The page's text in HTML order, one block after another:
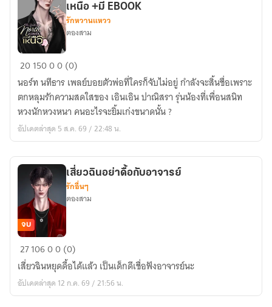
The
Smile
of
North
#รอย
ยิ้ม
พี่
เหนือ
EBOOK
เหนือ +มี EBOOK
รักหวานแหวว
ตองสาม
2015000 (0)
นอร์ท นทีธาร เพลย์บอยตัวพ่อที่ใครก็จับไม่อยู่ กำลังจะสิ้นชื่อเพราะ
ตกหลุมรักความสดใสของ เอินเอิน ปาณิสรา รุ่นน้องที่เพื่อนสนิท
หวงนักหวงหนา คนอะไรจะยิ้มเก่งขนาดนั้น ?
อัปเดตล่าสุด 5 ส.ค. 69 / 22:48 น.
เสี่ยว
ฉิน
อย่า
ดื้อ
จบ
เสี่ยวฉินอย่าดื้อกับอาจารย์
รักอื่นๆ
ตองสาม
2710600 (0)
เสี่ยวฉินหยุดดื้อได้แล้ว เป็นเด็กดีเชื่อฟังอาจารย์นะ
อัปเดตล่าสุด 12 ก.ค. 69 / 21:56 น.